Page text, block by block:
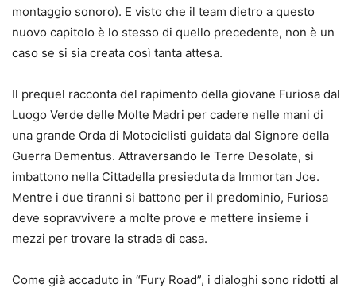
montaggio sonoro). E visto che il team dietro a questo
nuovo capitolo è lo stesso di quello precedente, non è un
caso se si sia creata così tanta attesa.
Il prequel racconta del rapimento della giovane Furiosa dal
Luogo Verde delle Molte Madri per cadere nelle mani di
una grande Orda di Motociclisti guidata dal Signore della
Guerra Dementus. Attraversando le Terre Desolate, si
imbattono nella Cittadella presieduta da Immortan Joe.
Mentre i due tiranni si battono per il predominio, Furiosa
deve sopravvivere a molte prove e mettere insieme i
mezzi per trovare la strada di casa.
Come già accaduto in “Fury Road”, i dialoghi sono ridotti al